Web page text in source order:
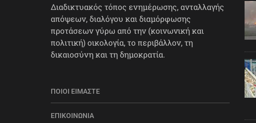
Διαδικτυακός τόπος ενημέρωσης, ανταλλαγής
απόψεων, διαλόγου και διαμόρφωσης
προτάσεων γύρω από την (κοινωνική και
πολιτική) οικολογία, το περιβάλλον, τη
δικαιοσύνη και τη δημοκρατία.
ΠΟΙΟΙ ΕΊΜΑΣΤΕ
ΕΠΙΚΟΙΝΩΝΊΑ